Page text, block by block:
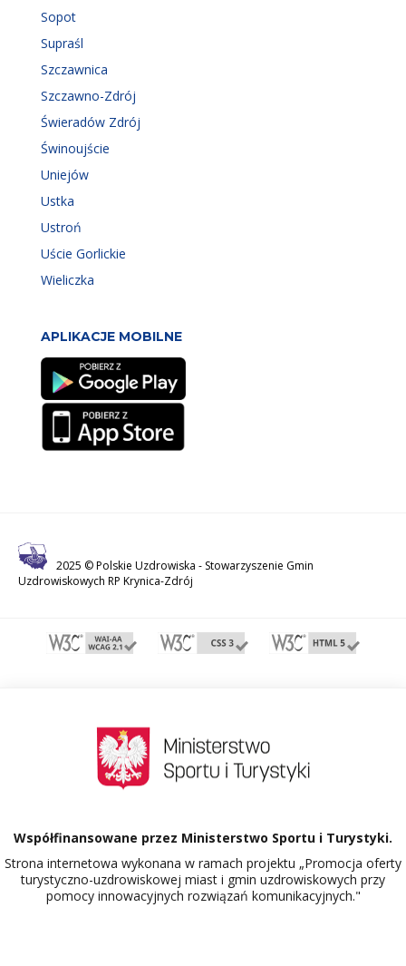
Sopot
Supraśl
Szczawnica
Szczawno-Zdrój
Świeradów Zdrój
Świnoujście
Uniejów
Ustka
Ustroń
Uście Gorlickie
Wieliczka
APLIKACJE MOBILNE
2025 © Polskie Uzdrowiska - Stowarzyszenie Gmin
Uzdrowiskowych RP Krynica-Zdrój
Współfinansowane przez Ministerstwo Sportu i Turystyki.
Strona internetowa wykonana w ramach projektu „Promocja oferty
turystyczno-uzdrowiskowej miast i gmin uzdrowiskowych przy
pomocy innowacyjnych rozwiązań komunikacyjnych."